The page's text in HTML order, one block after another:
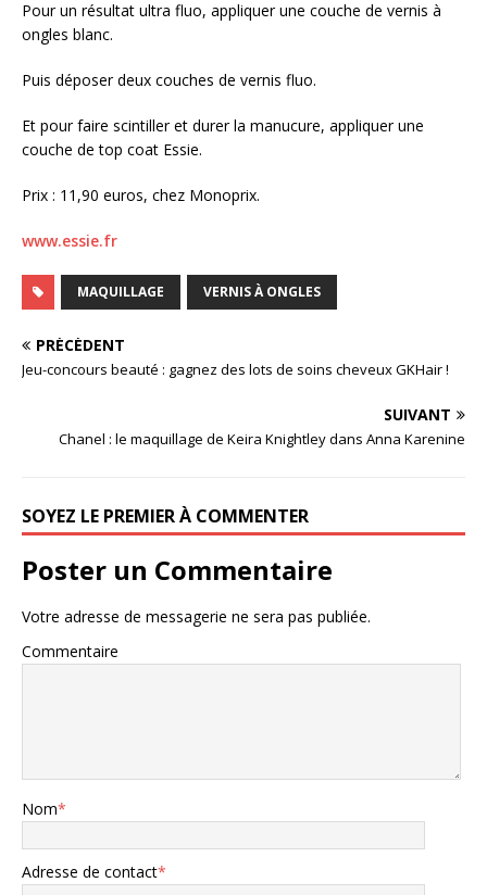
Pour un résultat ultra fluo, appliquer une couche de vernis à
ongles blanc.
Puis déposer deux couches de vernis fluo.
Et pour faire scintiller et durer la manucure, appliquer une
couche de top coat Essie.
Prix : 11,90 euros, chez Monoprix.
www.essie.fr
MAQUILLAGE VERNIS À ONGLES
PRÉCÉDENT
Jeu-concours beauté : gagnez des lots de soins cheveux GKHair !
SUIVANT
Chanel : le maquillage de Keira Knightley dans Anna Karenine
SOYEZ LE PREMIER À COMMENTER
Poster un Commentaire
Votre adresse de messagerie ne sera pas publiée.
Commentaire
Nom*
Adresse de contact*